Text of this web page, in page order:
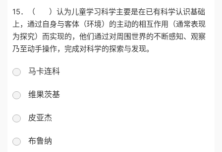
15．
（ ）认为儿童学习科学主要是在已有科学认识基础
上，通过自身与客体（环境）的主动的相互作用（通常表现
为探究）而实现的，他们通过对周围世界的不断感知、观察
乃至动手操作，完成对科学的探索与发现。
马卡连科
维果茨基
皮亚杰
布鲁纳